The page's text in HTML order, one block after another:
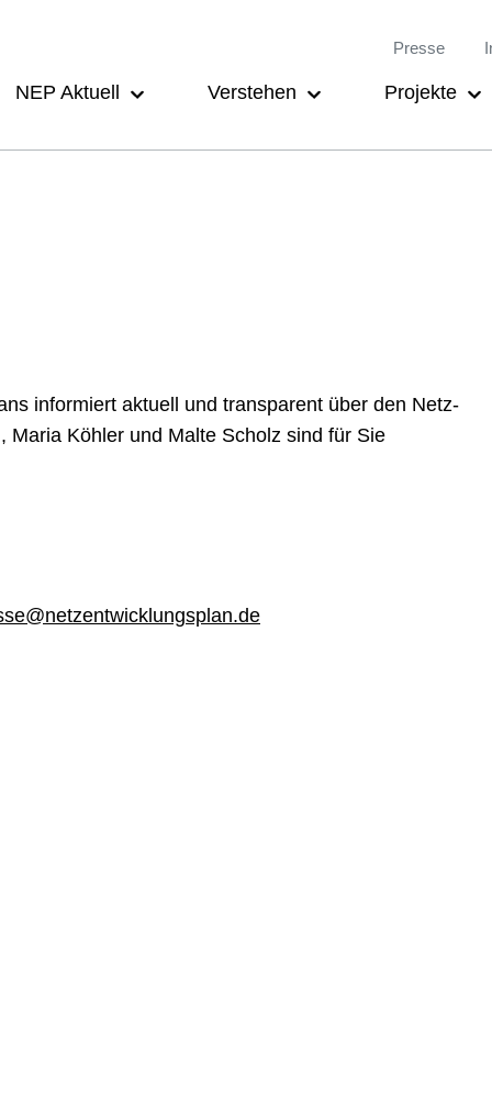
NEP Aktuell
Verstehen Projekte
Meta-
Presse
infor­miert aktuell und trans­parent über den Netz­
Köhler und Malte Scholz sind für Sie